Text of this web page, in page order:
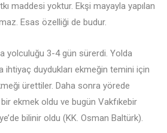
maddesi yoktur. Ekşi mayayla yapılan
Esas özelliği de budur.
yolculuğu 3-4 gün sürerdi. Yolda
ihtiyaç duydukları ekmeğin temini için
ürettiler. Daha sonra yörede
bir ekmek oldu ve bugün Vakfıkebir
bilinir oldu (KK. Osman Baltürk).